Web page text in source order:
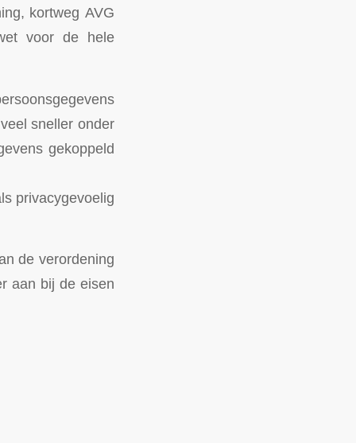
kortweg AVG
voor de hele
sneller onder
gekoppeld
privacygevoelig
de verordening
aan bij de eisen